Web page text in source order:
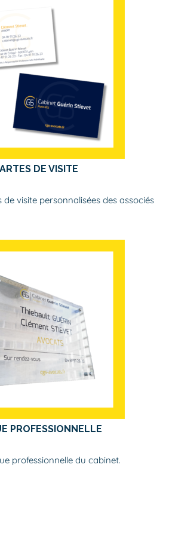
DE VISITE
visite personnalisées des associés
PROFESSIONNELLE
professionnelle du cabinet.